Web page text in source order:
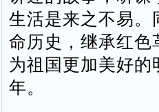
生活是来之不易。
命历史，继承红色
为祖国更加美好
年。